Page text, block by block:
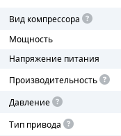
Вид компрессора
Мощность
Напряжение питания
Производительность
Давление
Тип привода
ФИЛЬТРЫ ТОПЛИВНЫЕ
МОТОРНОЕ МАСЛО
РАДИАТОРЫ